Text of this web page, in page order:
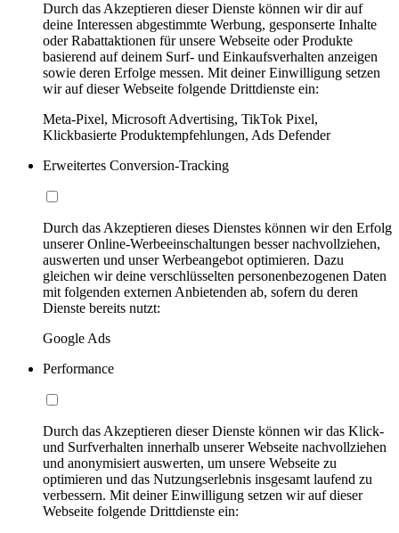
Durch das Akzeptieren dieser Dienste können wir dir auf
deine Interessen abgestimmte Werbung, gesponserte Inhalte
oder Rabattaktionen für unsere Webseite oder Produkte
basierend auf deinem Surf- und Einkaufsverhalten anzeigen
sowie deren Erfolge messen. Mit deiner Einwilligung setzen
wir auf dieser Webseite folgende Drittdienste ein:
Meta-Pixel, Microsoft Advertising, TikTok Pixel,
Klickbasierte Produktempfehlungen, Ads Defender
Erweitertes Conversion-Tracking
Durch das Akzeptieren dieses Dienstes können wir den Erfolg
unserer Online-Werbeeinschaltungen besser nachvollziehen,
auswerten und unser Werbeangebot optimieren. Dazu
gleichen wir deine verschlüsselten personenbezogenen Daten
mit folgenden externen Anbietenden ab, sofern du deren
Dienste bereits nutzt:
Google Ads
Performance
Durch das Akzeptieren dieser Dienste können wir das Klick-
und Surfverhalten innerhalb unserer Webseite nachvollziehen
und anonymisiert auswerten, um unsere Webseite zu
optimieren und das Nutzungserlebnis insgesamt laufend zu
verbessern. Mit deiner Einwilligung setzen wir auf dieser
Webseite folgende Drittdienste ein: